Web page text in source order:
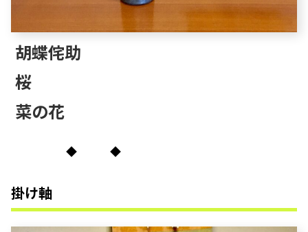
胡蝶侘助
桜
菜の花
◆ ◆
掛け軸